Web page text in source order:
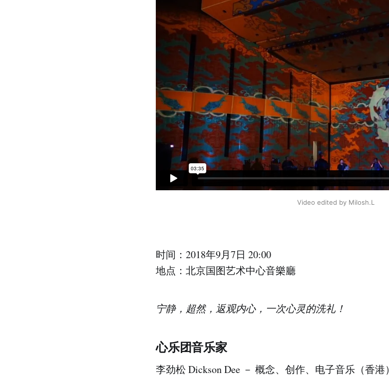
Video edited by Milosh.L
时间：2018年9月7日 20:00
地点：北京国图艺术中心音樂廳
宁静，超然，返观内心，一次心灵的洗礼！
心乐团音乐家
李劲松 Dickson Dee － 概念、创作、电子音乐（香港）